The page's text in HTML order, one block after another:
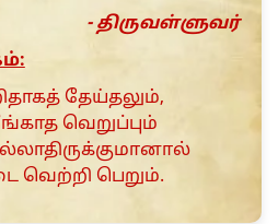
- திருவள்ளுவர்
தேய்தலும்,
வெறுப்பும்
வெற்றி பெறும்.